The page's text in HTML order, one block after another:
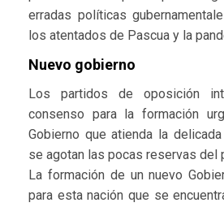
erradas políticas
los atentados de Pascua y la
Nuevo gobierno
Los partidos de oposición
consenso para la formación
Gobierno que atienda la
se agotan las pocas reservas del
La formación de un nuevo
para esta nación que se